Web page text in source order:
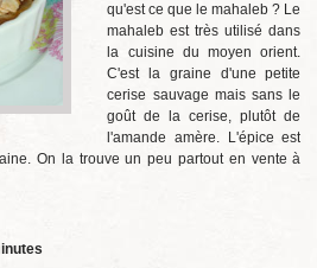
qu'est ce que le mahaleb ? Le
mahaleb est très utilisé dans
la cuisine du moyen orient.
C'est la graine d'une petite
cerise sauvage mais sans le
goût de la cerise, plutôt de
l'amande amère. L'épice est
On la trouve un peu partout en vente à